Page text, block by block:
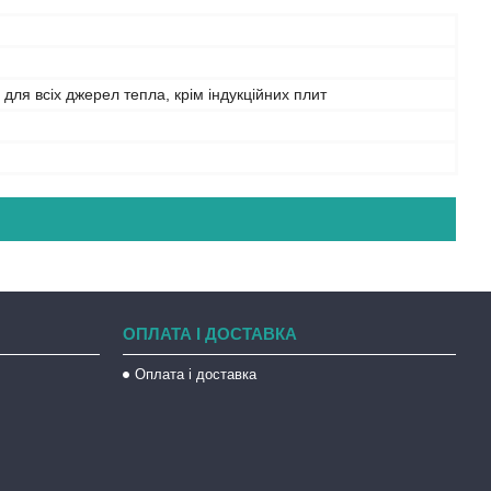
для всіх джерел тепла, крім індукційних плит
ОПЛАТА І ДОСТАВКА
Оплата і доставка